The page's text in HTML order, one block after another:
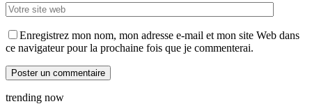
Enregistrez mon nom, mon adresse e-mail et mon site Web dans
ce navigateur pour la prochaine fois que je commenterai.
trending now